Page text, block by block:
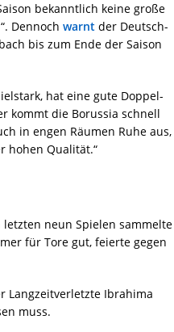
bekanntlich keine große
Dennoch warnt der Deutsch-
bis zum Ende der Saison
hat eine gute Doppel-
kommt die Borussia schnell
in engen Räumen Ruhe aus,
hohen Qualität.“
letzten neun Spielen sammelte
für Tore gut, feierte gegen
Langzeitverletzte Ibrahima
muss.